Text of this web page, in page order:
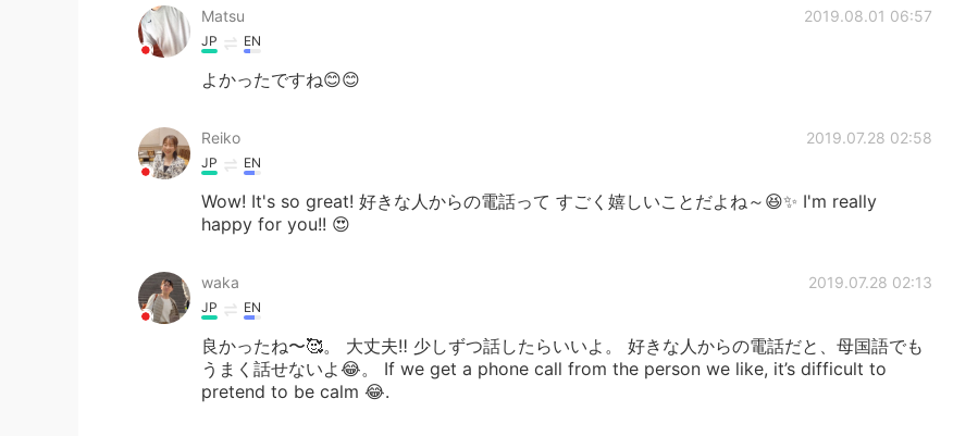
Matsu 2019.08.01 06:57
JP EN
よかったですね😊😊
Reiko 2019.07.28 02:58
JP EN
Wow! It's so great! 好きな人からの電話って すごく嬉しいことだよね～😆✨ I'm really
happy for you!! 😍
waka 2019.07.28 02:13
JP EN
良かったね〜🥰。 大丈夫‼️ 少しずつ話したらいいよ。 好きな人からの電話だと、母国語でも
うまく話せないよ😂。 If we get a phone call from the person we like, it’s difficult to
pretend to be calm 😂.